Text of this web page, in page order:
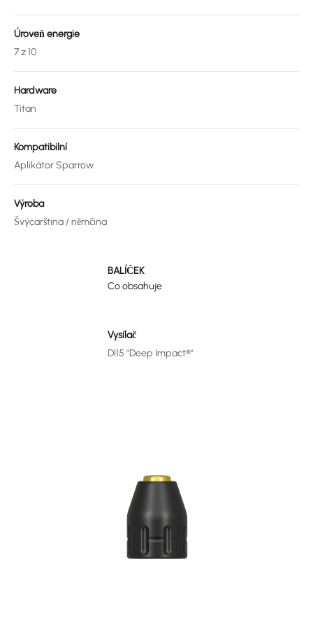
Úroveň energie
7 z 10
Hardware
Titan
Kompatibilní
Aplikátor Sparrow
Výroba
Švýcarština / němčina
BALÍČEK
Co obsahuje
Vysílač
DI15 ''Deep Impact®''